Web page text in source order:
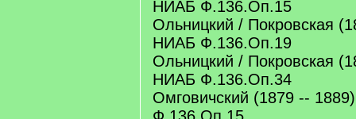
НИАБ Ф.136.Оп.15
Ольницкий / Покровская
НИАБ Ф.136.Оп.19
Ольницкий / Покровская
НИАБ Ф.136.Оп.34
Омговичский (1879 --